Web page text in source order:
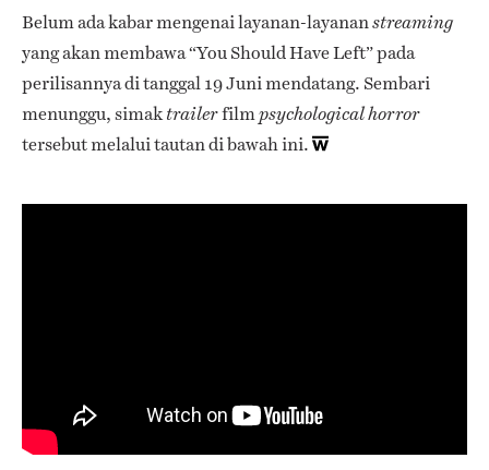
Belum ada kabar mengenai layanan-layananstreaming
yang akan membawa “You Should Have Left” pada
perilisannya di tanggal 19 Juni mendatang. Sembari
menunggu, simaktrailerfilmpsychological horror
tersebut melalui tautan di bawah ini.